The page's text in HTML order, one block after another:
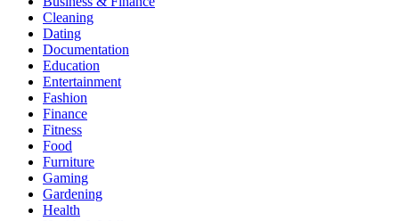
Cleaning
Dating
Documentation
Education
Entertainment
Fashion
Finance
Fitness
Food
Furniture
Gaming
Gardening
Health